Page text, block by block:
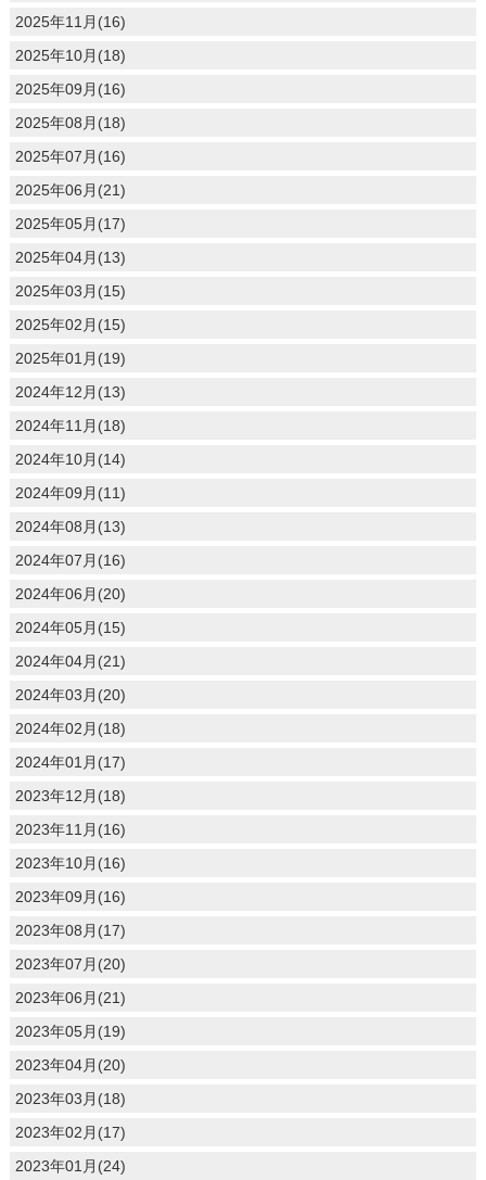
2025年11月(16)
2025年10月(18)
2025年09月(16)
2025年08月(18)
2025年07月(16)
2025年06月(21)
2025年05月(17)
2025年04月(13)
2025年03月(15)
2025年02月(15)
2025年01月(19)
2024年12月(13)
2024年11月(18)
2024年10月(14)
2024年09月(11)
2024年08月(13)
2024年07月(16)
2024年06月(20)
2024年05月(15)
2024年04月(21)
2024年03月(20)
2024年02月(18)
2024年01月(17)
2023年12月(18)
2023年11月(16)
2023年10月(16)
2023年09月(16)
2023年08月(17)
2023年07月(20)
2023年06月(21)
2023年05月(19)
2023年04月(20)
2023年03月(18)
2023年02月(17)
2023年01月(24)